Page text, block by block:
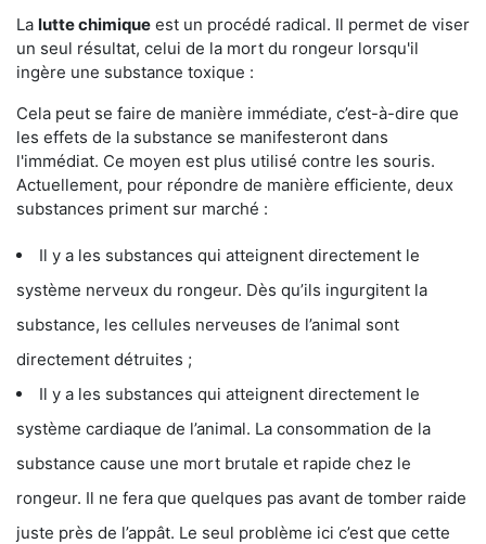
La lutte chimique est un procédé radical. Il permet de viser
un seul résultat, celui de la mort du rongeur lorsqu'il
ingère une substance toxique :
Cela peut se faire de manière immédiate, c’est-à-dire que
les effets de la substance se manifesteront dans
l'immédiat. Ce moyen est plus utilisé contre les souris.
Actuellement, pour répondre de manière efficiente, deux
substances priment sur marché :
Il y a les substances qui atteignent directement le
système nerveux du rongeur. Dès qu’ils ingurgitent la
substance, les cellules nerveuses de l’animal sont
directement détruites ;
Il y a les substances qui atteignent directement le
système cardiaque de l’animal. La consommation de la
substance cause une mort brutale et rapide chez le
rongeur. Il ne fera que quelques pas avant de tomber raide
juste près de l’appât. Le seul problème ici c’est que cette